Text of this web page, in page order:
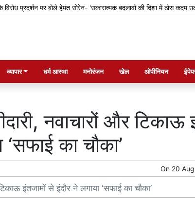
पर बोले हेमंत सोरेन- 'सकारात्मक बदलावों की दिशा में ठोस कदम उठाएंगे'
व्यापार धर्म आस्था मनोरंजन खेल ओपीनियन
नवाचारों और टिकाऊ
का चौका’
On 20
इंतजामों से इंदौर ने लगाया ‘सफाई का चौका’